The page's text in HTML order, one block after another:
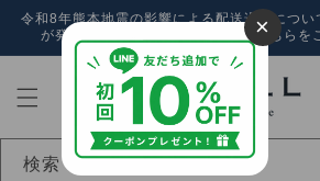
ンツに
進む
令和8年熊本地震の影響による配送遅延につい
が発生しております。詳しくは、こちらを
検索
×